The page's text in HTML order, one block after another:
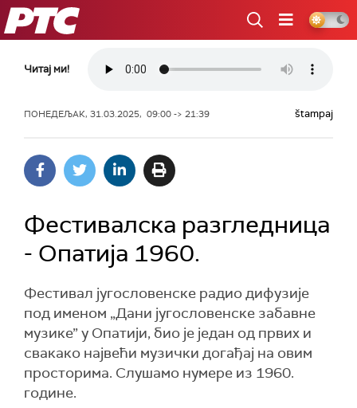
РТС
Читај ми!
ПОНЕДЕЉАК, 31.03.2025, 09:00 -> 21:39 štampaj
Фестивалска разгледница
- Опатија 1960.
Фестивал југословенске радио дифузије
под именом „Дани југословенске забавне
музике” у Опатији, био је један од првих и
свакако највећи музички догађај на овим
просторима. Слушамо нумере из 1960.
године.